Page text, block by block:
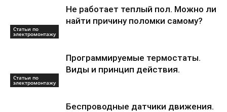
Статьи по
электромонтажу
Не работает теплый пол. Можно ли
найти причину поломки самому?
Статьи по
электромонтажу
Программируемые термостаты.
Виды и принцип действия.
Беспроводные датчики движения.